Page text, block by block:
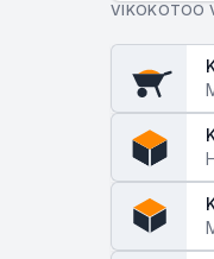
VIKOKOTOO